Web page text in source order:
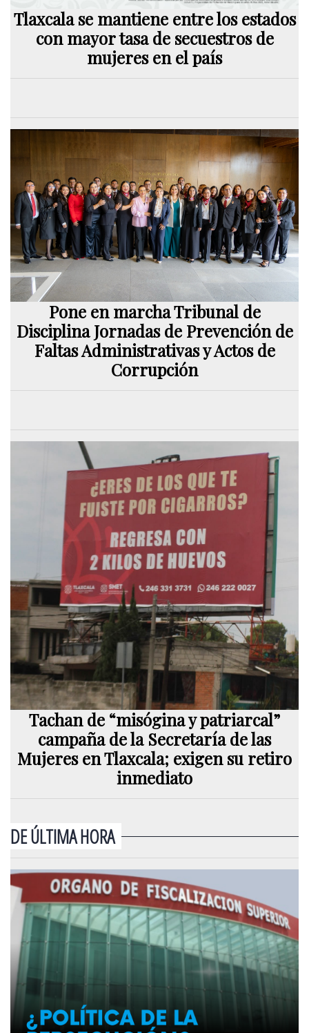
Tlaxcala se mantiene entre los estados
con mayor tasa de secuestros de
mujeres en el país
Pone en marcha Tribunal de
Disciplina Jornadas de Prevención de
Faltas Administrativas y Actos de
Corrupción
Tachan de “misógina y patriarcal”
campaña de la Secretaría de las
Mujeres en Tlaxcala; exigen su retiro
inmediato
DE ÚLTIMA HORA